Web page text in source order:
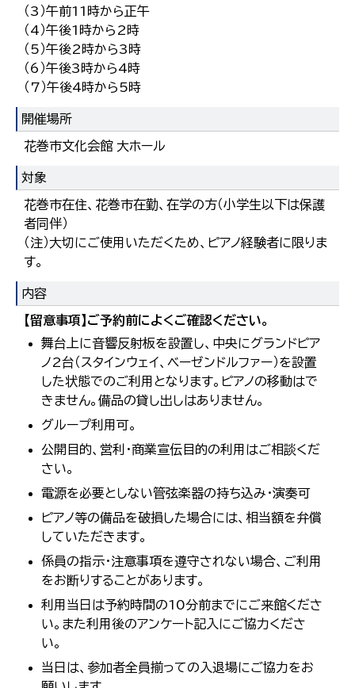
（3）午前11時から正午
（4）午後1時から2時
（5）午後2時から3時
（6）午後3時から4時
（7）午後4時から5時
開催場所
花巻市文化会館 大ホール
対象
花巻市在住、花巻市在勤、在学の方（小学生以下は保護
者同伴）
（注）大切にご使用いただくため、ピアノ経験者に限りま
す。
内容
【留意事項】ご予約前によくご確認ください。
舞台上に音響反射板を設置し、中央にグランドピア
ノ2台（スタインウェイ、ベーゼンドルファー）を設置
した状態でのご利用となります。ピアノの移動はで
きません。備品の貸し出しはありません。
グループ利用可。
公開目的、営利・商業宣伝目的の利用はご相談くだ
さい。
電源を必要としない管弦楽器の持ち込み・演奏可
ピアノ等の備品を破損した場合には、相当額を弁償
していただきます。
係員の指示・注意事項を遵守されない場合、ご利用
をお断りすることがあります。
利用当日は予約時間の10分前までにご来館くださ
い。また利用後のアンケート記入にご協力くださ
い。
当日は、参加者全員揃っての入退場にご協力をお